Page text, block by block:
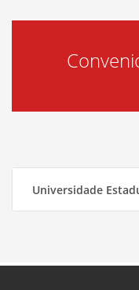
Universidade